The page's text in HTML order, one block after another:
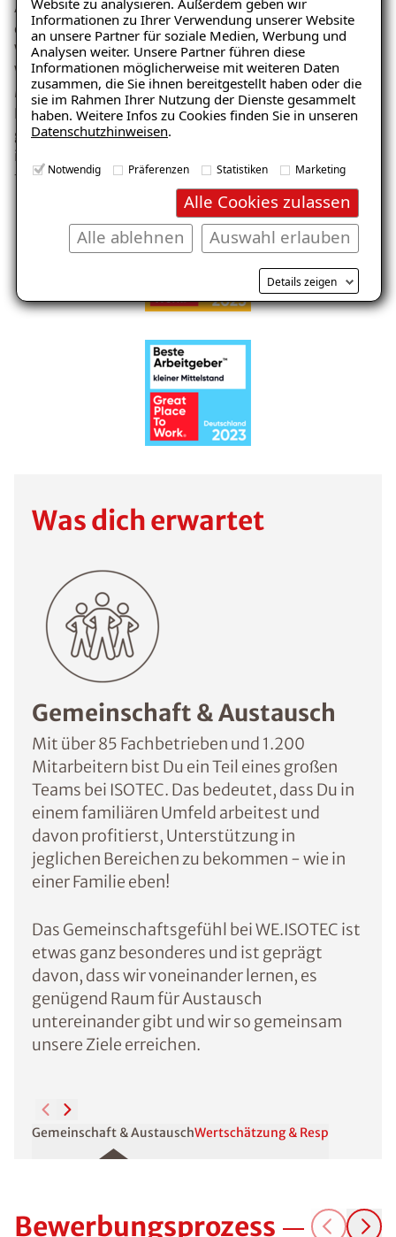
Informationen zu Ihrer Verwendung unserer Website
an unsere Partner für soziale Medien, Werbung und
Analysen weiter. Unsere Partner führen diese
Informationen möglicherweise mit weiteren Daten
zusammen, die Sie ihnen bereitgestellt haben oder die
sie im Rahmen Ihrer Nutzung der Dienste gesammelt
haben. Weitere Infos zu Cookies finden Sie in unseren
Datenschutzhinweisen.
Notwendig Präferenzen Statistiken Marketing
Alle Cookies zulassen
Auswahl erlauben
Alle ablehnen
Details zeigen
Abdichtungstechnik Dipl.-Ing. Tremel GmbH zählt zu
den Siegern der diesjährigen Great Place to Work
Wettbewerbe „Beste Arbeitgeber in Baden-
Württemberg“ und „Beste Arbeitgeber des kleinen
Mittelstandes". Dies wurde vom Forschungs- und
Beratungsinstitut Great Place to Work bekannt
gegeben. Ausgezeichnet wurden Unternehmen, die
ihren Beschäftigten besonders attraktive und
förderliche Arbeitsbedingungen bieten.
Was dich erwartet
Gemeinschaft & Austausch
Mit über 85 Fachbetrieben und 1.200
Mitarbeitern bist Du ein Teil eines großen
Teams bei ISOTEC. Das bedeutet, dass Du in
einem familiären Umfeld arbeitest und
davon profitierst, Unterstützung in
jeglichen Bereichen zu bekommen - wie in
einer Familie eben!
Das Gemeinschaftsgefühl bei WE.ISOTEC ist
etwas ganz besonderes und ist geprägt
davon, dass wir voneinander lernen, es
genügend Raum für Austausch
untereinander gibt und wir so gemeinsam
unsere Ziele erreichen.
Gemeinschaft & AustauschWertschätzung & Respekt
Bewerbungsprozess